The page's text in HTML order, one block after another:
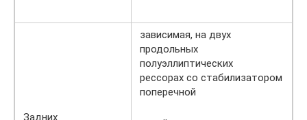
Задних
зависимая, на двух
продольных
полуэллиптических
рессорах со стабилизатором
поперечной